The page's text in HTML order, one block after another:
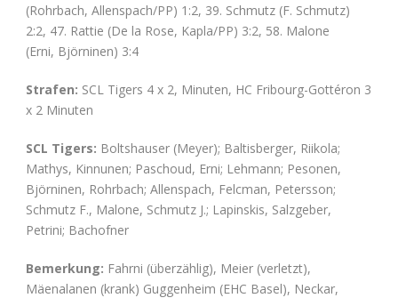
(Rohrbach, Allenspach/PP) 1:2, 39. Schmutz (F. Schmutz)
2:2, 47. Rattie (De la Rose, Kapla/PP) 3:2, 58. Malone
(Erni, Björninen) 3:4
Strafen: SCL Tigers 4 x 2, Minuten, HC Fribourg-Gottéron 3
x 2 Minuten
SCL Tigers: Boltshauser (Meyer); Baltisberger, Riikola;
Mathys, Kinnunen; Paschoud, Erni; Lehmann; Pesonen,
Björninen, Rohrbach; Allenspach, Felcman, Petersson;
Schmutz F., Malone, Schmutz J.; Lapinskis, Salzgeber,
Petrini; Bachofner
Bemerkung: Fahrni (überzählig), Meier (verletzt),
Mäenalanen (krank) Guggenheim (EHC Basel), Neckar,